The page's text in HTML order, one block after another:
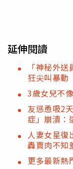
延伸閱讀
「神秘外
狂尖叫暴動
3歲女兒不
友慫恿吸2
症」崩潰：
人妻女星
轟賣肉不知
更多最新熱